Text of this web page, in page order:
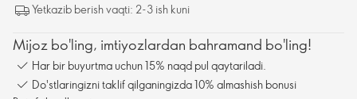
Yetkazib berish vaqti: 2-3 ish kuni
Mijoz bo'ling, imtiyozlardan bahramand bo'ling!
Har bir buyurtma uchun 15% naqd pul qaytariladi.
Do'stlaringizni taklif qilganingizda 10% almashish bonusi